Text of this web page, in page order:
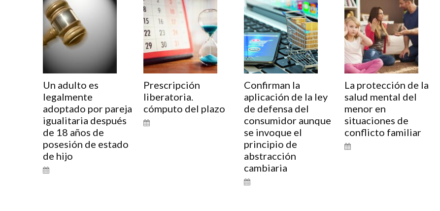
Un adulto es
legalmente
adoptado por pareja
igualitaria después
de 18 años de
posesión de estado
de hijo
Prescripción
liberatoria.
cómputo del plazo
Confirman la
aplicación de la ley
de defensa del
consumidor aunque
se invoque el
principio de
abstracción
cambiaria
La protección de la
salud mental del
menor en
situaciones de
conflicto familiar